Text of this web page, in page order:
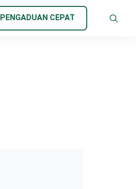
PENGADUAN CEPAT